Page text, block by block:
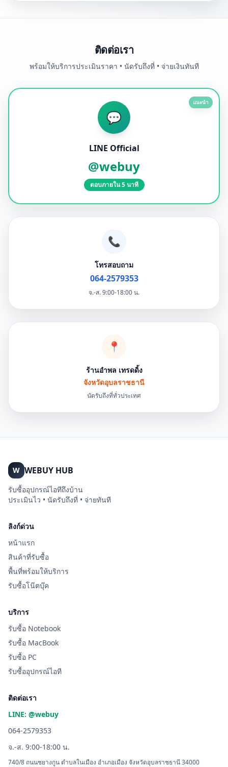
ติดต่อเรา
พร้อมให้บริการประเมินราคา • นัดรับถึงที่ • จ่ายเงินทันที
แนะนำ
💬
LINE Official
@webuy
ตอบภายใน 5 นาที
📞
โทรสอบถาม
064-2579353
จ.-ส. 9:00-18:00 น.
📍
ร้านอำพล เทรดดิ้ง
จังหวัดอุบลราชธานี
นัดรับถึงที่ทั่วประเทศ
W WEBUY HUB
รับซื้ออุปกรณ์ไอทีถึงบ้าน
ประเมินไว • นัดรับถึงที่ • จ่ายทันที
ลิงก์ด่วน
หน้าแรก
สินค้าที่รับซื้อ
พื้นที่พร้อมให้บริการ
รับซื้อโน๊ตบุ๊ค
บริการ
รับซื้อ Notebook
รับซื้อ MacBook
รับซื้อ PC
รับซื้ออุปกรณ์ไอที
ติดต่อเรา
LINE: @webuy
064-2579353
จ.-ส. 9:00-18:00 น.
740/8 ถนนชยางกูน ตำบลในเมือง อำเภอเมือง จังหวัดอุบลราชธานี 34000